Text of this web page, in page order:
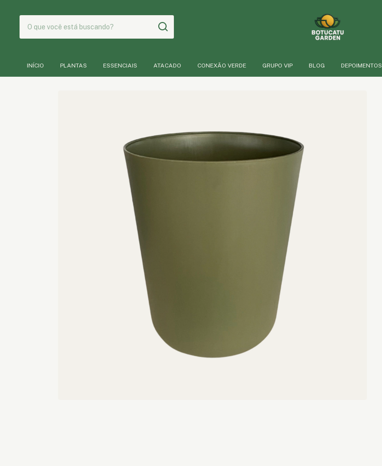
INÍCIO PLANTAS ESSENCIAIS ATACADO CONEXÃO VERDE GRUPO VIP BLOG DEPOIMENTOS